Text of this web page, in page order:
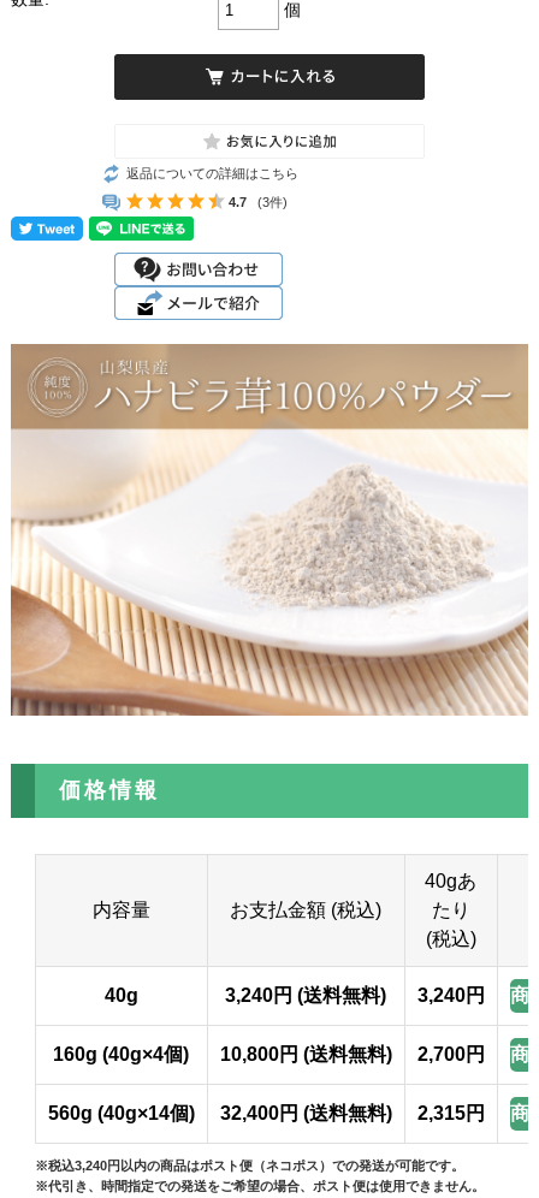
個
返品についての詳細はこちら
4.7
(3件)
価格情報
内容量 お支払金額 (税込)
40gあ
たり
(税込)
40g 3,240円 (送料無料) 3,240円 商
160g (40g×4個) 10,800円 (送料無料) 2,700円 商
560g (40g×14個) 32,400円 (送料無料) 2,315円 商
※税込3,240円以内の商品はポスト便（ネコポス）での発送が可能です。
※代引き、時間指定での発送をご希望の場合、ポスト便は使用できません。